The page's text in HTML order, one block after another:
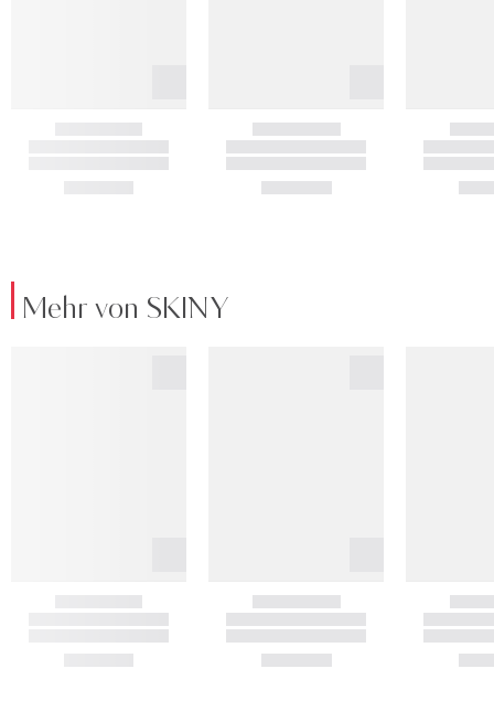
Mehr von SKINY